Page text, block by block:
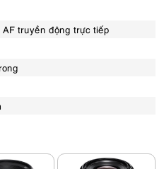
truyền động trực tiếp